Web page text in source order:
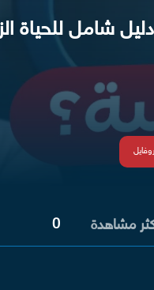
شامل للحياة
مشاهدة 0